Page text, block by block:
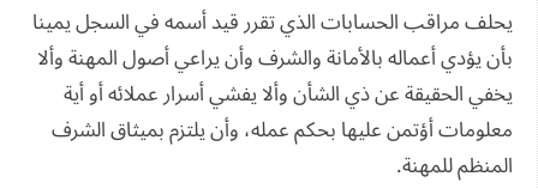
يحلف مراقب الحسابات الذي تقرر قيد أسمه في السجل يمينا
بأن يؤدي أعماله بالأمانة والشرف وأن يراعي أصول المهنة وألا
يخفي الحقيقة عن ذي الشأن وألا يفشي أسرار عملائه أو أية
معلومات أؤتمن عليها بحكم عمله، وأن يلتزم بميثاق الشرف
المنظم للمهنة.